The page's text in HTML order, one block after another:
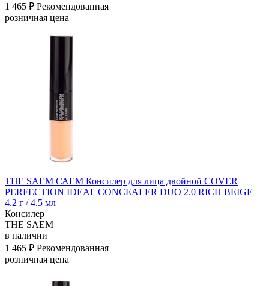
1 465 ₽ Рекомендованная
розничная цена
THE SAEM САЕМ Консилер для лица двойной COVER
PERFECTION IDEAL CONCEALER DUO 2.0 RICH BEIGE
4.2 г / 4.5 мл
Консилер
THE SAEM
в наличии
1 465 ₽ Рекомендованная
розничная цена